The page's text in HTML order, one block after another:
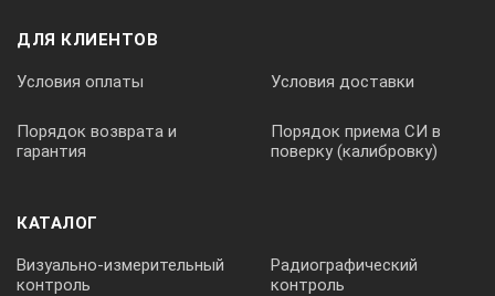
ДЛЯ КЛИЕНТОВ
Условия оплаты Условия доставки
Порядок возврата и
гарантия
Порядок приема СИ в
поверку (калибровку)
КАТАЛОГ
Визуально-измерительный
контроль
Радиографический
контроль